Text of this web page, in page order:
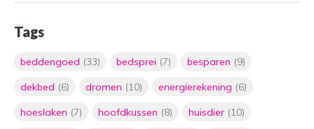
Tags
beddengoed (33) bedsprei (7) besparen (9)
dekbed (6) dromen (10) energierekening (6)
hoeslaken (7) hoofdkussen (8) huisdier (10)